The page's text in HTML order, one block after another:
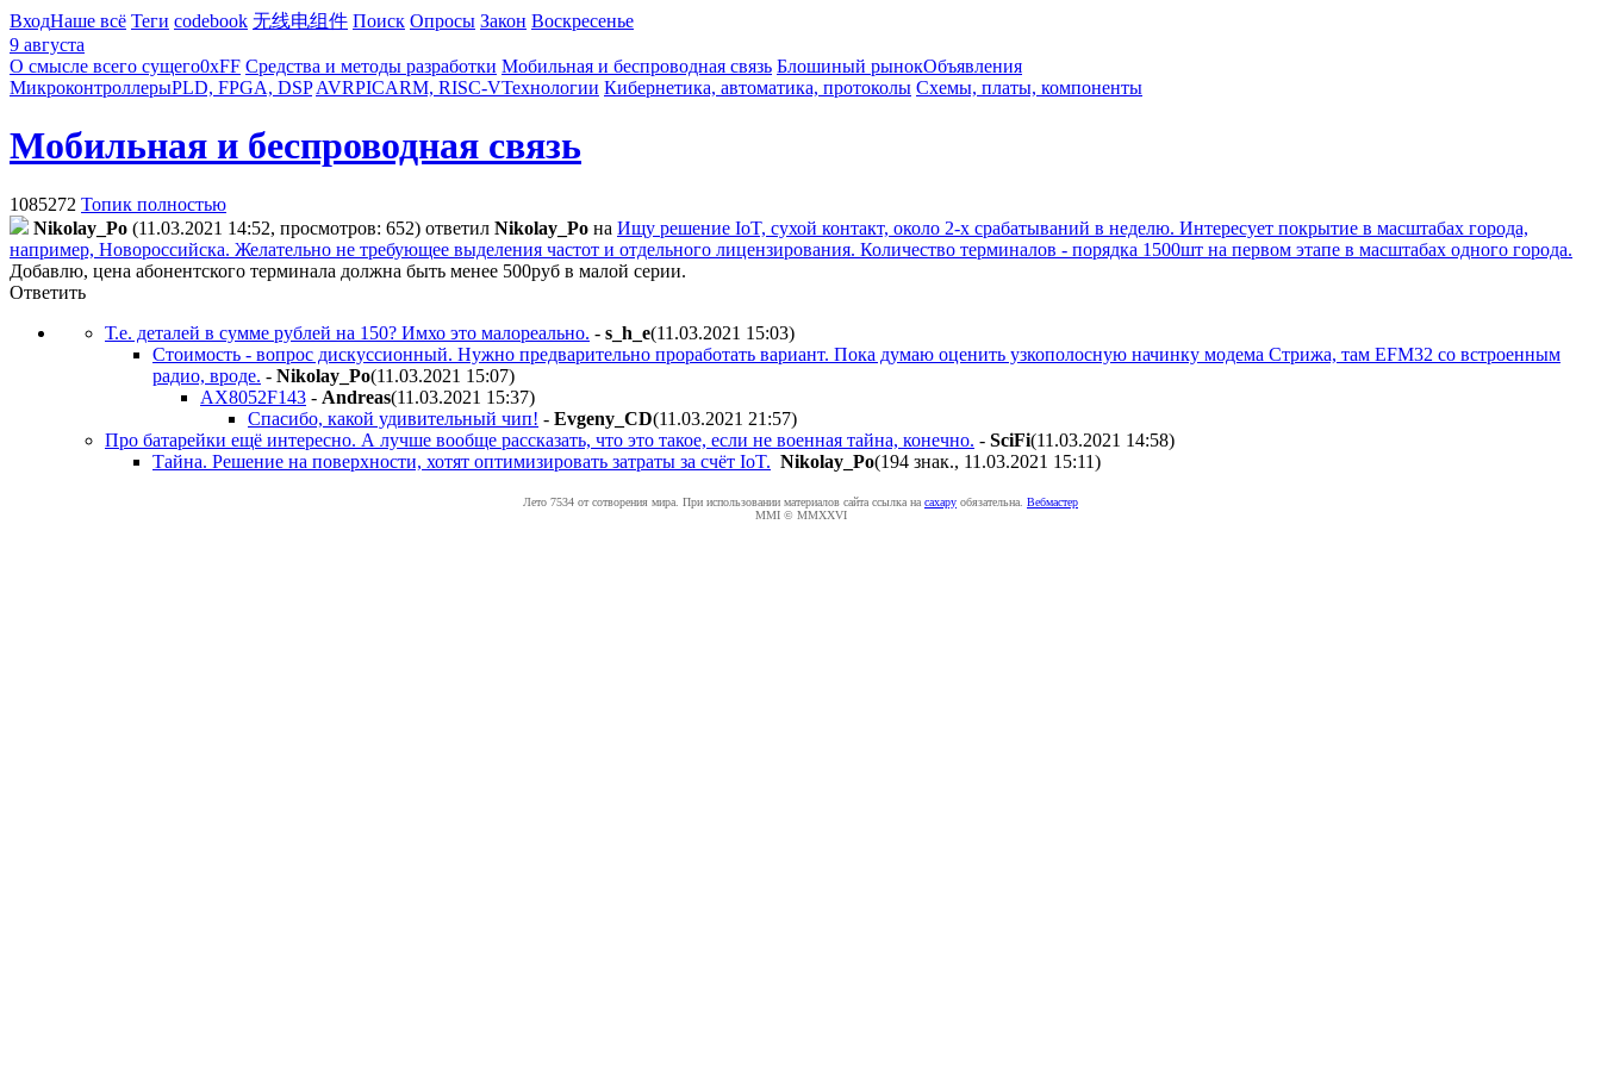
ВходНаше всё Теги codebook 无线电组件 Поиск Опросы Закон Воскресенье
9 августа
О смысле всего сущего0xFF Средства и методы разработки Мобильная и беспроводная связь Блошиный рынокОбъявления
МикроконтроллерыPLD, FPGA, DSP AVRPICARM, RISC-VТехнологии Кибернетика, автоматика, протоколы Схемы, платы, компоненты
Мобильная и беспроводная связь
1085272 Топик полностью
Nikolay_Po (11.03.2021 14:52, просмотров: 652) ответил Nikolay_Po на Ищу решение IoT, сухой контакт, около 2-х срабатываний в неделю. Интересует покрытие в масштабах города,
например, Новороссийска. Желательно не требующее выделения частот и отдельного лицензирования. Количество терминалов - порядка 1500шт на первом этапе в масштабах одного города.
Добавлю, цена абонентского терминала должна быть менее 500руб в малой серии.
Ответить
Т.е. деталей в сумме рублей на 150? Имхо это малореально. - s_h_e(11.03.2021 15:03)
Стоимость - вопрос дискуссионный. Нужно предварительно проработать вариант. Пока думаю оценить узкополосную начинку модема Стрижа, там EFM32 со встроенным
радио, вроде. - Nikolay_Po(11.03.2021 15:07)
AX8052F143 - Andreas(11.03.2021 15:37)
Спасибо, какой удивительный чип! - Evgeny_CD(11.03.2021 21:57)
Про батарейки ещё интересно. А лучше вообще рассказать, что это такое, если не военная тайна, конечно. - SciFi(11.03.2021 14:58)
Тайна. Решение на поверхности, хотят оптимизировать затраты за счёт IoT. Nikolay_Po(194 знак., 11.03.2021 15:11)
Лето 7534 от сотворения мира. При использовании материалов сайта ссылка на caxapу обязательна. Вебмастер
MMI © MMXXVI